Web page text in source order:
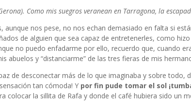
Como mis suegros veranean en Tarragona, la
aunque nos pese, no nos echan demasiado en falta si
de alguien que sea capaz de entretenerles, como
no puedo enfadarme por ello, recuerdo que, cuando
abuelos y “distanciarme” de las tres fieras de mis
de desconectar más de lo que imaginaba y sobre todo,
tan cómoda! Y por fin pude tomar el sol
colocar la sillita de Rafa y donde el café hubiera sido un